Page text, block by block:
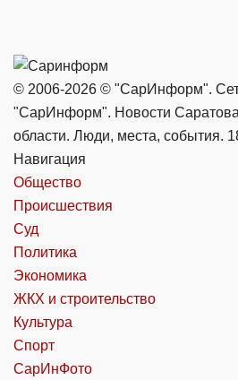
© 2006-2026 © "СарИнформ".
"СарИнформ". Новости
области. Люди, места, события.
Навигация
Общество
Происшествия
Суд
Политика
Экономика
ЖКХ и строительство
Культура
Спорт
СарИнФото